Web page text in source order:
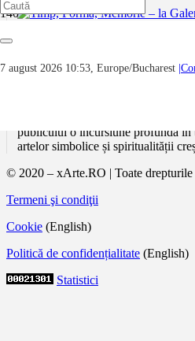
7 august 2026 10:53, Europe/Bucharest
Timp, Formă, Memorie
Palat și la Galeria
publicului o incursiune profundă în
artelor simbolice și spiritualității
© 2020 – xArte.RO | Toate drepturile
Termeni şi condiţii
Cookie (English)
Politică de confidențialitate (English)
Statistici